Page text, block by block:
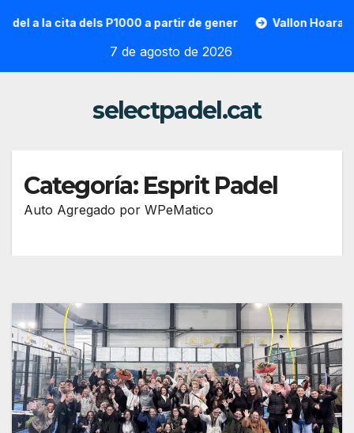
dels P1000 a partir de gener Vallon Hoarau / Saintot:
7 de agosto de 2026
selectpadel.cat
Categoría: Esprit Padel
Auto Agregado por WPeMatico